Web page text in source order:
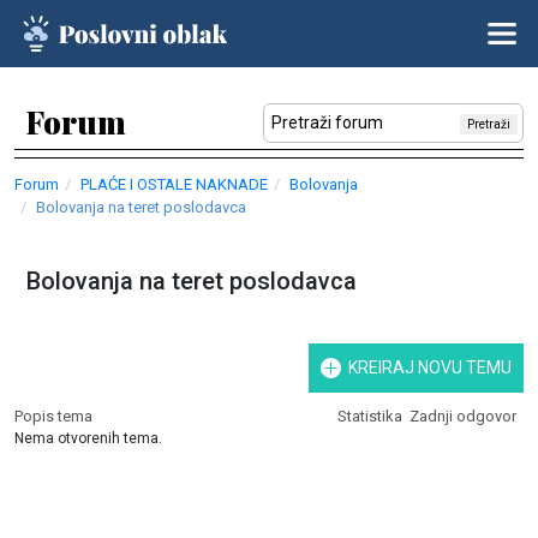
Forum Pretraži
Forum PLAĆE I OSTALE NAKNADE
Bolovanja
Bolovanja na teret poslodavca
Bolovanja na teret poslodavca
KREIRAJ NOVU TEMU
Popis tema Statistika Zadnji odgovor
Nema otvorenih tema.